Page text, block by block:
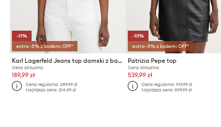
-11%
extra -5% z kodem: OFF*
Karl Lagerfeld Jeans top damski z bawełny
Cena aktualna:
189,99 zł
Cena regularna:299,99 zł
Najniższa cena:214,99 zł
-10%
extra -5% z kodem: OFF*
Patrizia Pepe top
Cena aktualna:
539,99 zł
Cena regularna: 919,99 zł
Najniższa cena: 599,99 zł